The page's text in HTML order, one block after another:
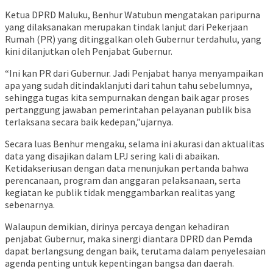
Ketua DPRD Maluku, Benhur Watubun mengatakan paripurna
yang dilaksanakan merupakan tindak lanjut dari Pekerjaan
Rumah (PR) yang ditinggalkan oleh Gubernur terdahulu, yang
kini dilanjutkan oleh Penjabat Gubernur.
“Ini kan PR dari Gubernur. Jadi Penjabat hanya menyampaikan
apa yang sudah ditindaklanjuti dari tahun tahu sebelumnya,
sehingga tugas kita sempurnakan dengan baik agar proses
pertanggung jawaban pemerintahan pelayanan publik bisa
terlaksana secara baik kedepan,”ujarnya.
Secara luas Benhur mengaku, selama ini akurasi dan aktualitas
data yang disajikan dalam LPJ sering kali di abaikan.
Ketidakseriusan dengan data menunjukan pertanda bahwa
perencanaan, program dan anggaran pelaksanaan, serta
kegiatan ke publik tidak menggambarkan realitas yang
sebenarnya.
Walaupun demikian, dirinya percaya dengan kehadiran
penjabat Gubernur, maka sinergi diantara DPRD dan Pemda
dapat berlangsung dengan baik, terutama dalam penyelesaian
agenda penting untuk kepentingan bangsa dan daerah.